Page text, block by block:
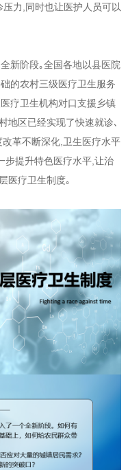
力,同时也让医护人员可以
阶段｡全国各地以县医院
的农村三级医疗卫生服务
疗卫生机构对口支援乡镇
地区已经实现了快速就诊､
革不断深化,卫生医疗水平
步提升特色医疗水平,让治
医疗卫生制度｡